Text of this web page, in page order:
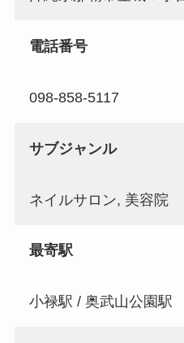
電話番号
098-858-5117
サブジャンル
ネイルサロン, 美容院
最寄駅
小禄駅 / 奥武山公園駅